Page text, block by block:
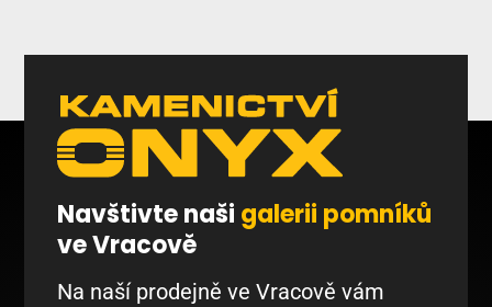
Navštivte naši galerii pomníků
ve Vracově
Na naší prodejně ve Vracově vám